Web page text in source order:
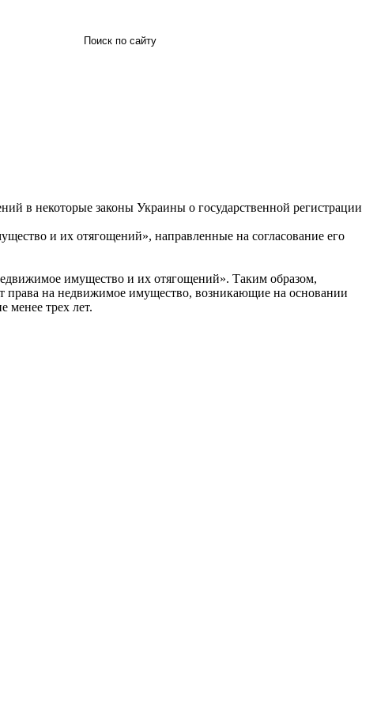
в некоторые законы Украины о государственной регистрации
и их отягощений», направленные на согласование его
имущество и их отягощений». Таким образом,
права на недвижимое имущество, возникающие на основании
менее трех лет.